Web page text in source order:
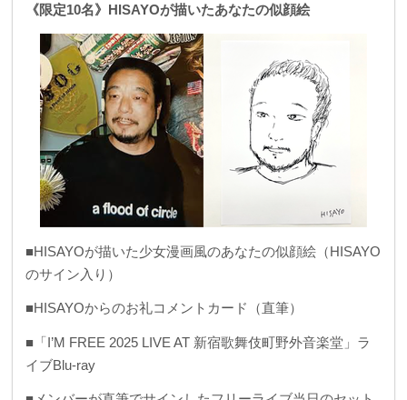
《限定10名》HISAYOが描いたあなたの似顔絵
■HISAYOが描いた少女漫画風のあなたの似顔絵（HISAYO
のサイン入り）
■HISAYOからのお礼コメントカード（直筆）
■「I’M FREE 2025 LIVE AT 新宿歌舞伎町野外音楽堂」ラ
イブBlu-ray